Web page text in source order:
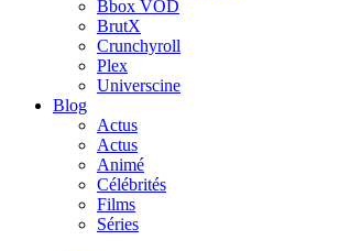
Bbox VOD
BrutX
Crunchyroll
Plex
Universcine
Blog
Actus
Actus
Animé
Célébrités
Films
Séries